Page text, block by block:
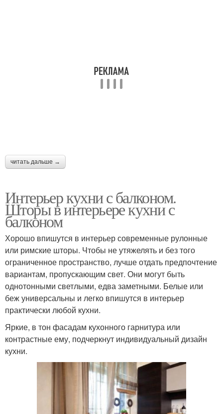
читать дальше →
Интерьер кухни с балконом.
Шторы в интерьере кухни с
балконом
Хорошо впишутся в интерьер современные рулонные
или римские шторы. Чтобы не утяжелять и без того
ограниченное пространство, лучше отдать предпочтение
вариантам, пропускающим свет. Они могут быть
однотонными светлыми, едва заметными. Белые или
беж универсальны и легко впишутся в интерьер
практически любой кухни.
Яркие, в тон фасадам кухонного гарнитура или
контрастные ему, подчеркнут индивидуальный дизайн
кухни.